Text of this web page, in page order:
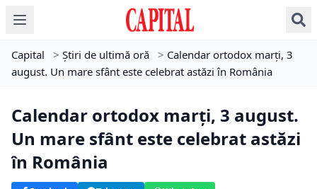
Capital > Știri de ultimă oră > Calendar ortodox marți, 3
august. Un mare sfânt este celebrat astăzi în România
Calendar ortodox marți, 3 august.
Un mare sfânt este celebrat astăzi
în România